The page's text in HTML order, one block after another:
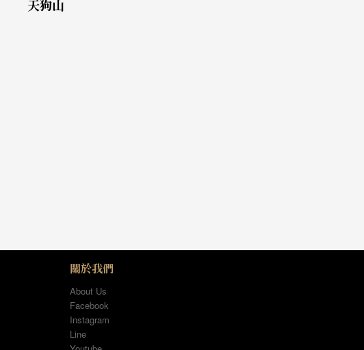
天狗山
關於我們
About Us
Facebook
Instagram
Line